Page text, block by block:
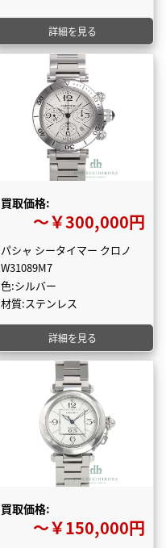
詳細を見る
買取価格:
〜￥300,000円
パシャ シータイマー クロノ
W31089M7
色:シルバー
材質:ステンレス
詳細を見る
買取価格:
〜￥150,000円